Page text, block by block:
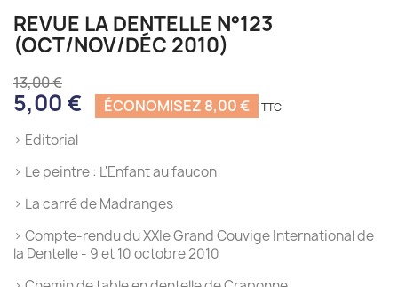
REVUE LA DENTELLE N°123
(OCT/NOV/DÉC 2010)
13,00 €
5,00 € ÉCONOMISEZ 8,00 €
› Editorial
› Le peintre : L'Enfant au faucon
› La carré de Madranges
› Compte-rendu du XXIe Grand Couvige International de
la Dentelle - 9 et 10 octobre 2010